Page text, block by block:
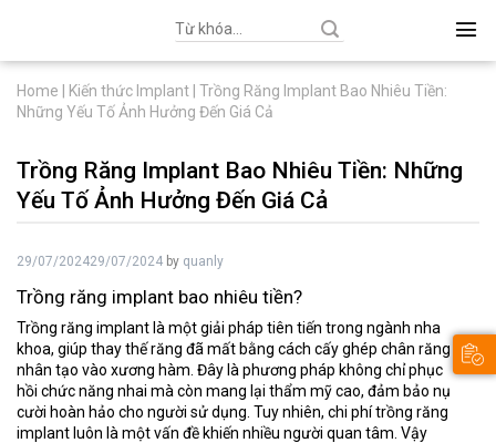
Search
for:
Home Kiến thức Implant Trồng Răng Implant Bao Nhiêu Tiền:
Những Yếu Tố Ảnh Hưởng Đến Giá Cả
Trồng Răng Implant Bao Nhiêu Tiền: Những
Yếu Tố Ảnh Hưởng Đến Giá Cả
29/07/202429/07/2024 by quanly
Trồng răng implant bao nhiêu tiền?
Trồng răng implant là một giải pháp tiên tiến trong ngành nha
khoa, giúp thay thế răng đã mất bằng cách cấy ghép chân răng
nhân tạo vào xương hàm. Đây là phương pháp không chỉ phục
hồi chức năng nhai mà còn mang lại thẩm mỹ cao, đảm bảo nụ
cười hoàn hảo cho người sử dụng. Tuy nhiên, chi phí trồng răng
implant luôn là một vấn đề khiến nhiều người quan tâm. Vậy